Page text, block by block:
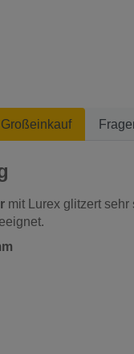
Großeinkauf
mit Lurex glitzert